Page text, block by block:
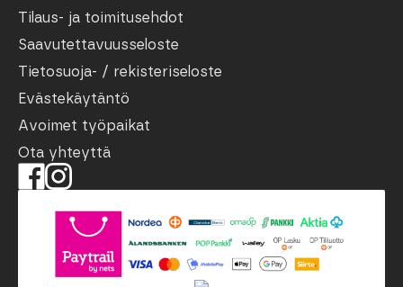
Tilaus- ja toimitusehdot
Saavutettavuusseloste
Tietosuoja- / rekisteriseloste
Evästekäytäntö
Avoimet työpaikat
Ota yhteyttä